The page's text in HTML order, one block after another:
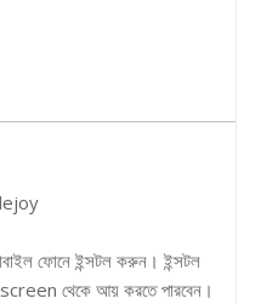
ফোনে ইন্সটল করুন। ইন্সটল
থেকে আয় করতে পারবেন।